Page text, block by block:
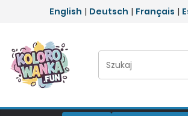
Przejdź do treści
English | Deutsch | Français |
Szukaj: